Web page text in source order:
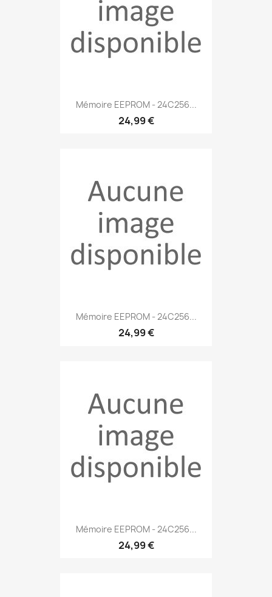
Mémoire EEPROM - 24C256...
24,99 €
Mémoire EEPROM - 24C256...
24,99 €
Mémoire EEPROM - 24C256...
24,99 €